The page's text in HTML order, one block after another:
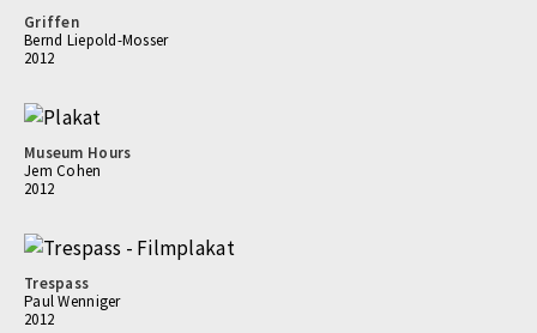
Griffen
Bernd Liepold-Mosser
2012
Museum Hours
Jem Cohen
2012
Trespass
Paul Wenniger
2012